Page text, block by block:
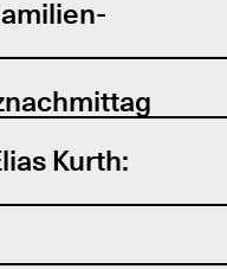
Kurth: